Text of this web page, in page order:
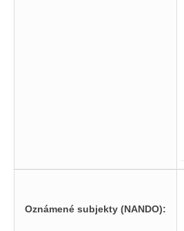
Oznámené subjekty (NANDO):